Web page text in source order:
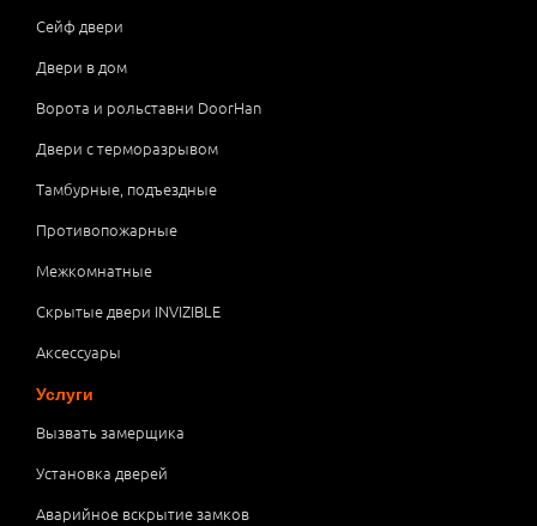
Сейф двери
Двери в дом
Ворота и рольставни DoorHan
Двери с терморазрывом
Тамбурные, подъездные
Противопожарные
Межкомнатные
Скрытые двери INVIZIBLE
Аксессуары
Услуги
Вызвать замерщика
Установка дверей
Аварийное вскрытие замков